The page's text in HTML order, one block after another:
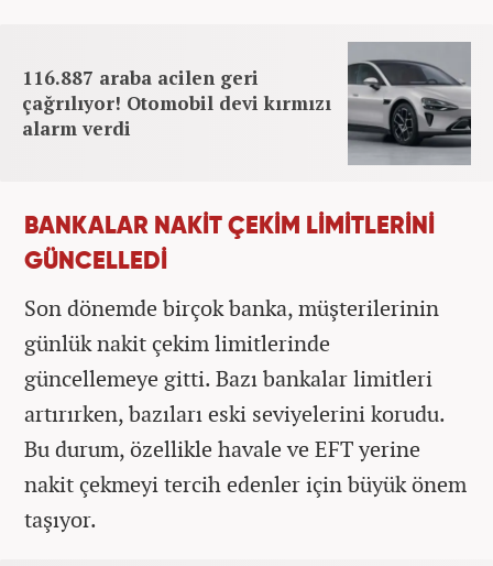
116.887 araba acilen geri
çağrılıyor! Otomobil devi kırmızı
alarm verdi
BANKALAR NAKİT ÇEKİM LİMİTLERİNİ
GÜNCELLEDİ
Son dönemde birçok banka, müşterilerinin
günlük nakit çekim limitlerinde
güncellemeye gitti. Bazı bankalar limitleri
artırırken, bazıları eski seviyelerini korudu.
Bu durum, özellikle havale ve EFT yerine
nakit çekmeyi tercih edenler için büyük önem
taşıyor.